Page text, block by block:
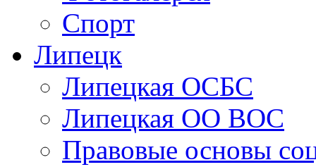
Фотогалерея
Спорт
Липецк
Липецкая ОСБС
Липецкая ОО ВОС